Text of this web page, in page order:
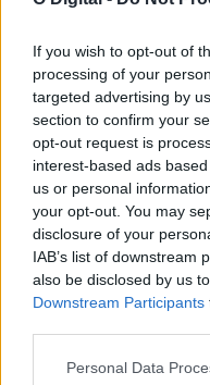
If you wish to opt-out of
processing of your
targeted advertising by
section to confirm your
opt-out request is
interest-based ads
us or personal
your opt-out. You may
disclosure of your
IAB’s list of downstream
also be disclosed by us
Downstream Participants
Personal Data
agrava-se em Alcácer do
A situação em Alcácer do
agravar-se, com o...